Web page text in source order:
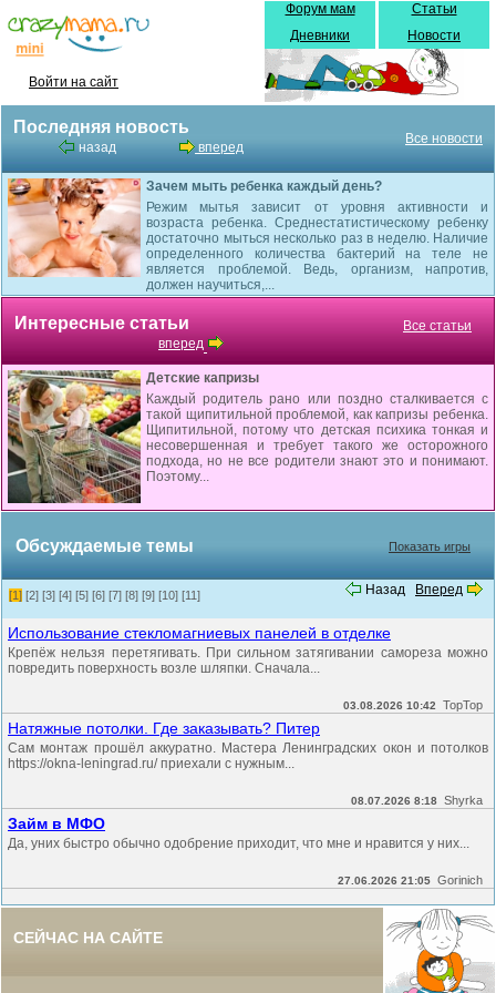
Войти на сайт
Форум мам
Дневники
Статьи
Новости
Последняя новость
назад вперед
Все новости
Зачем мыть ребенка каждый день?
Режим мытья зависит от уровня активности и
возраста ребенка. Среднестатистическому ребенку
достаточно мыться несколько раз в неделю. Наличие
определенного количества бактерий на теле не
является проблемой. Ведь, организм, напротив,
должен научиться,...
Интересные статьи
вперед
Все статьи
Детские капризы
Каждый родитель рано или поздно сталкивается с
такой щипитильной проблемой, как капризы ребенка.
Щипитильной, потому что детская психика тонкая и
несовершенная и требует такого же осторожного
подхода, но не все родители знают это и понимают.
Поэтому...
Обсуждаемые темы Показать игры
Назад Вперед
[1] [2] [3] [4] [5] [6] [7] [8] [9] [10] [11]
Использование стекломагниевых панелей в отделке
Крепёж нельзя перетягивать. При сильном затягивании самореза можно
повредить поверхность возле шляпки. Сначала...
03.08.2026 10:42 TopTop
Натяжные потолки. Где заказывать? Питер
Сам монтаж прошёл аккуратно. Мастера Ленинградских окон и потолков
https://okna-leningrad.ru/ приехали с нужным...
08.07.2026 8:18 Shyrka
Займ в МФО
Да, уних быстро обычно одобрение приходит, что мне и нравится у них...
27.06.2026 21:05 Gorinich
СЕЙЧАС НА САЙТЕ